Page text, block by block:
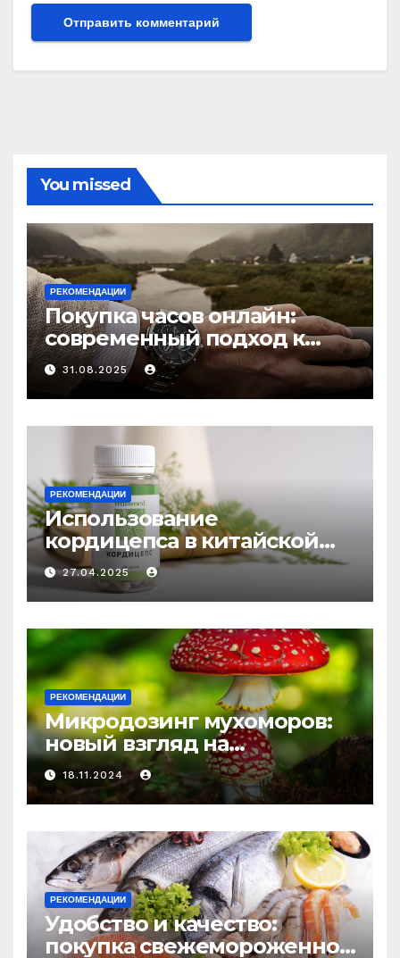
You missed
РЕКОМЕНДАЦИИ
Покупка часов онлайн:
современный подход к
выбору аксессуаров
31.08.2025
РЕКОМЕНДАЦИИ
Использование
кордицепса в китайской
медицине: природное
средство против усталости
и истощения
27.04.2025
РЕКОМЕНДАЦИИ
Микродозинг мухоморов:
новый взгляд на
психоделику
18.11.2024
РЕКОМЕНДАЦИИ
Удобство и качество:
покупка свежемороженной